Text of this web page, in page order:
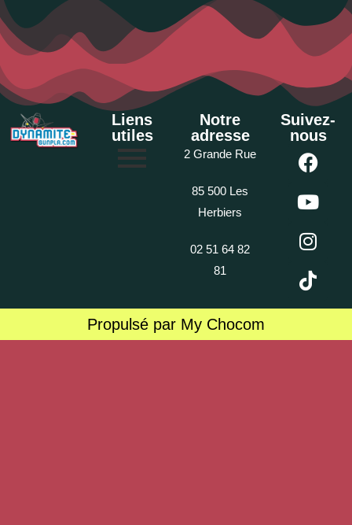
Liens
utiles
Notre
adresse
2 Grande Rue
85 500 Les
Herbiers
02 51 64 82
81
Suivez-
nous
Propulsé par My Chocom